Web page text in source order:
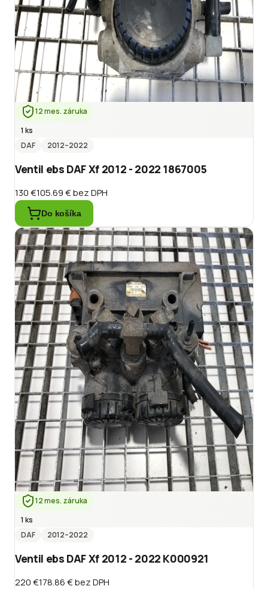
12 mes. záruka
1 ks
DAF
2012–2022
Ventil ebs DAF Xf 2012 - 2022 1867005
130 €105.69 €bez DPH
Do košíka
12 mes. záruka
1 ks
DAF
2012–2022
Ventil ebs DAF Xf 2012 - 2022 K000921
220 €178.86 €bez DPH